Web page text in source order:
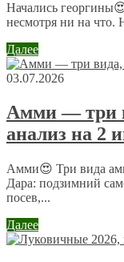
Начались
несмотря ни на
Далее
03.07.2026
Амми — три
анализ на 2
Амми😍 Три вида
Дара: подзимний
посев,...
Далее